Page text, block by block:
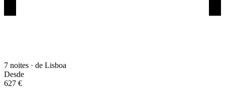
7 noites · de Lisboa
Desde
627 €